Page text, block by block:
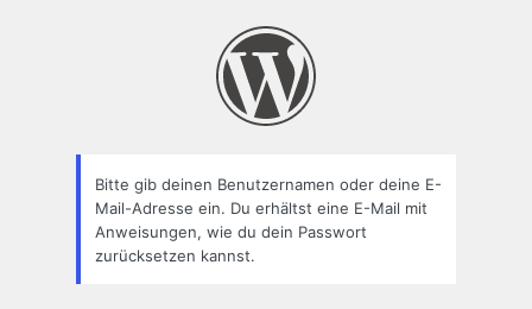
Bitte gib deinen Benutzernamen oder deine E-
Mail-Adresse ein. Du erhältst eine E-Mail mit
Anweisungen, wie du dein Passwort
zurücksetzen kannst.